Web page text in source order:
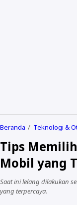
Beranda Teknologi &
Tips
Mobil yang
Saat ini lelang dilakukan
yang terpercaya.